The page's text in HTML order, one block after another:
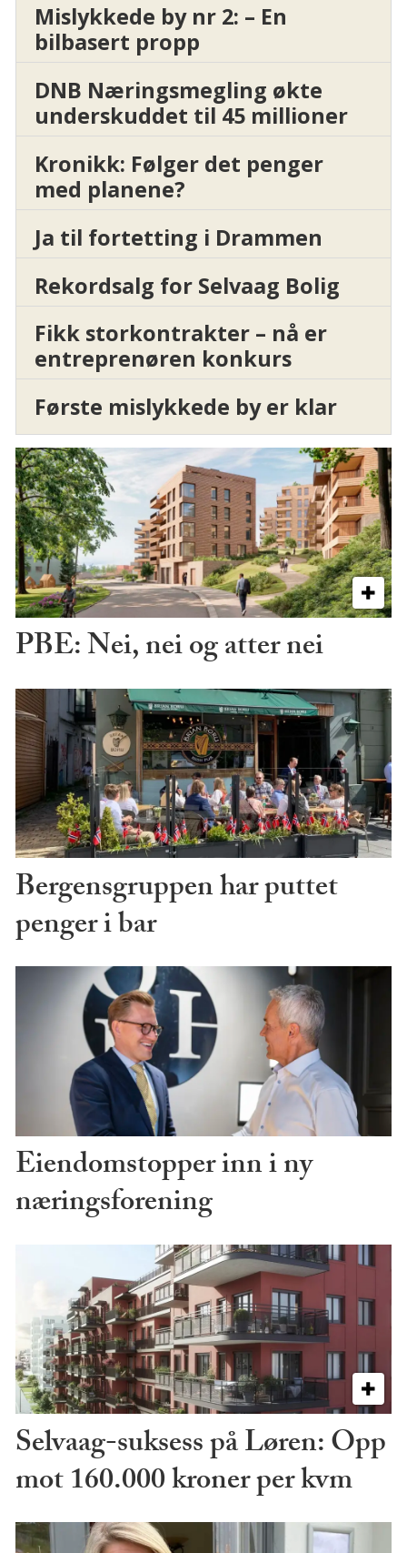
Mislykkede by nr 2: – En
bilbasert propp
DNB Næringsmegling økte
underskuddet til 45 millioner
Kronikk: Følger det penger
med planene?
Ja til fortetting i Drammen
Rekordsalg for Selvaag Bolig
Fikk storkontrakter – nå er
entreprenøren konkurs
Første mislykkede by er klar
PBE: Nei, nei og atter nei
Bergensgruppen har puttet
penger i bar
Eiendomstopper inn i ny
næringsforening
Selvaag-suksess på Løren: Opp
mot 160.000 kroner per kvm